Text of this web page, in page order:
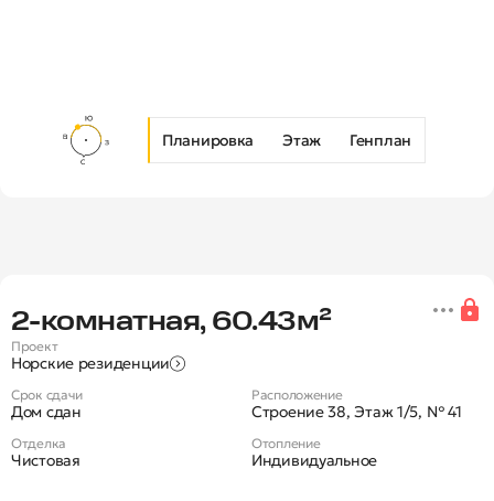
Планировка Этаж Генплан
Новая 2-комнатная квартира в
2‑комнатная, 60.43м²
Проект
Норские резиденции
Срок сдачи
Дом сдан
Расположение
Строение 38, Этаж 1/5, № 41
Отделка
Чистовая
Отопление
Индивидуальное